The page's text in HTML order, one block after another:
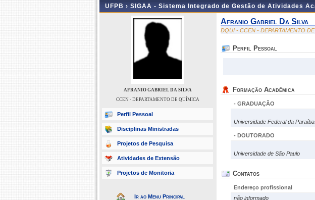
UFPB › SIGAA - Sistema Integrado de Gestão de Atividades
AFRANIO GABRIEL DA SILVA
CCEN - DEPARTAMENTO DE QUÍMICA
Perfil Pessoal
Disciplinas Ministradas
Projetos de Pesquisa
Atividades de Extensão
Projetos de Monitoria
Ir ao Menu Principal
Afranio Gabriel Da Silva
DQUI - CCEN - DEPARTAMENTO
Perfil Pessoal
Formação Acadêmica
- GRADUAÇÃO
Universidade Federal da Paraíba
- DOUTORADO
Universidade de São Paulo
Contatos
Endereço profissional
não informado